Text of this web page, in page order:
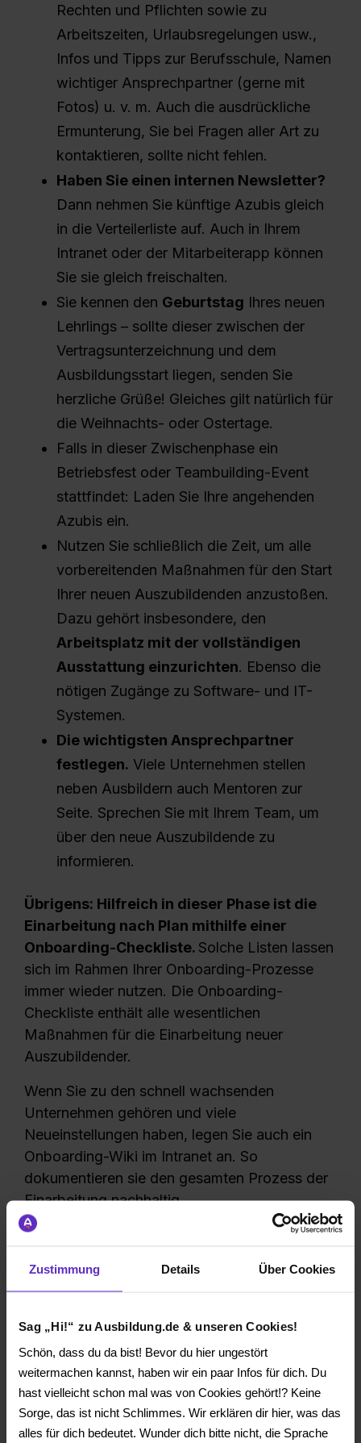
Zustimmung Details Über Cookies
Sag „Hi!“ zu Ausbildung.de & unseren Cookies!
Schön, dass du da bist! Bevor du hier ungestört
weitermachen kannst, haben wir ein paar Infos für dich. Du
hast vielleicht schon mal was von Cookies gehört!? Keine
Sorge, das ist nicht Schlimmes. Wir erklären dir hier, was das
alles für dich bedeutet. Wunder dich bitte nicht, die Sprache
Rechten und Pflichten sowie zu
Arbeitszeiten, Urlaubsregelungen usw.,
Infos und Tipps zur Berufsschule, Namen
wichtiger Ansprechpartner (gerne mit
Fotos) u. v. m. Auch die ausdrückliche
Ermunterung, Sie bei Fragen aller Art zu
kontaktieren, sollte nicht fehlen.
Haben Sie einen internen Newsletter?
Dann nehmen Sie künftige Azubis gleich
in die Verteilerliste auf. Auch in Ihrem
Intranet oder der Mitarbeiterapp können
Sie sie gleich freischalten.
Sie kennen den Geburtstag Ihres neuen
Lehrlings – sollte dieser zwischen der
Vertragsunterzeichnung und dem
Ausbildungsstart liegen, senden Sie
herzliche Grüße! Gleiches gilt natürlich für
die Weihnachts- oder Ostertage.
Falls in dieser Zwischenphase ein
Betriebsfest oder Teambuilding-Event
stattfindet: Laden Sie Ihre angehenden
Azubis ein.
Nutzen Sie schließlich die Zeit, um alle
vorbereitenden Maßnahmen für den Start
Ihrer neuen Auszubildenden anzustoßen.
Dazu gehört insbesondere, den
Arbeitsplatz mit der vollständigen
Ausstattung einzurichten. Ebenso die
nötigen Zugänge zu Software- und IT-
Systemen.
Die wichtigsten Ansprechpartner
festlegen. Viele Unternehmen stellen
neben Ausbildern auch Mentoren zur
Seite. Sprechen Sie mit Ihrem Team, um
über den neue Auszubildende zu
informieren.
Übrigens: Hilfreich in dieser Phase ist die
Einarbeitung nach Plan mithilfe einer
Onboarding-Checkliste. Solche Listen lassen
sich im Rahmen Ihrer Onboarding-Prozesse
immer wieder nutzen. Die Onboarding-
Checkliste enthält alle wesentlichen
Maßnahmen für die Einarbeitung neuer
Auszubildender.
Wenn Sie zu den schnell wachsenden
Unternehmen gehören und viele
Neueinstellungen haben, legen Sie auch ein
Onboarding-Wiki im Intranet an. So
dokumentieren sie den gesamten Prozess der
Einarbeitung nachhaltig.
Onboarding für
Auszubildende – Phase
1: Herzlich willkommen!
Am ersten Tag der Ausbildung ist es soweit:
Die Phase der Einarbeitung und Orientierung
beginnt. Am besten damit, dass das Team die
Azubis willkommen heißt. Nehmen Sie sich
Zeit für das Kennenlernen im Team. Das hilft
dem oder der „Neuen“, Ängste und Nervosität